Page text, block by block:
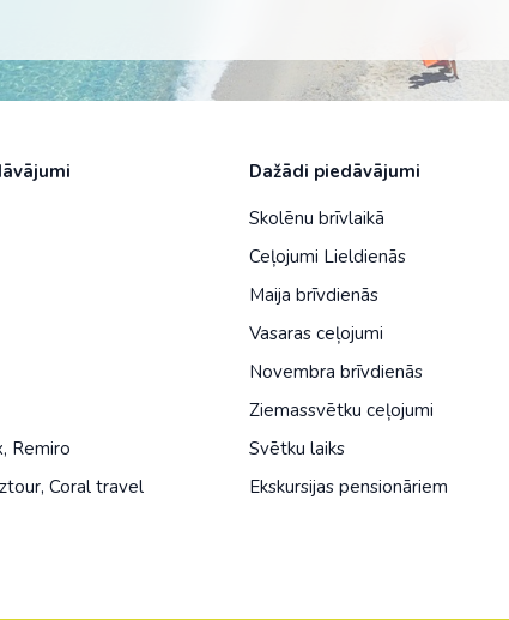
, Remiro
,Coral travel
Dažādi piedāvājumi
Skolēnu brīvlaikā
Ceļojumi Lieldienās
Maija brīvdienās
Vasaras ceļojumi
Novembra brīvdienās
Ziemassvētku ceļojumi
Svētku laiks
Ekskursijas pensionāriem